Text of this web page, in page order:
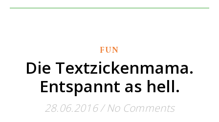
FUN
Die Textzickenmama.
Entspannt as hell.
28.06.2016/ No Comments